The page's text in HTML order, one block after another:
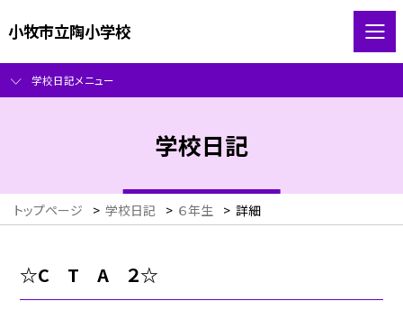
小牧市立陶小学校
学校日記メニュー
学校日記
トップページ > 学校日記 > ６年生 > 詳細
☆C T A ２☆